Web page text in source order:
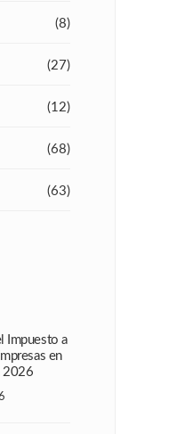
(8)
(27)
(12)
(68)
(63)
Impuesto a
en
2026